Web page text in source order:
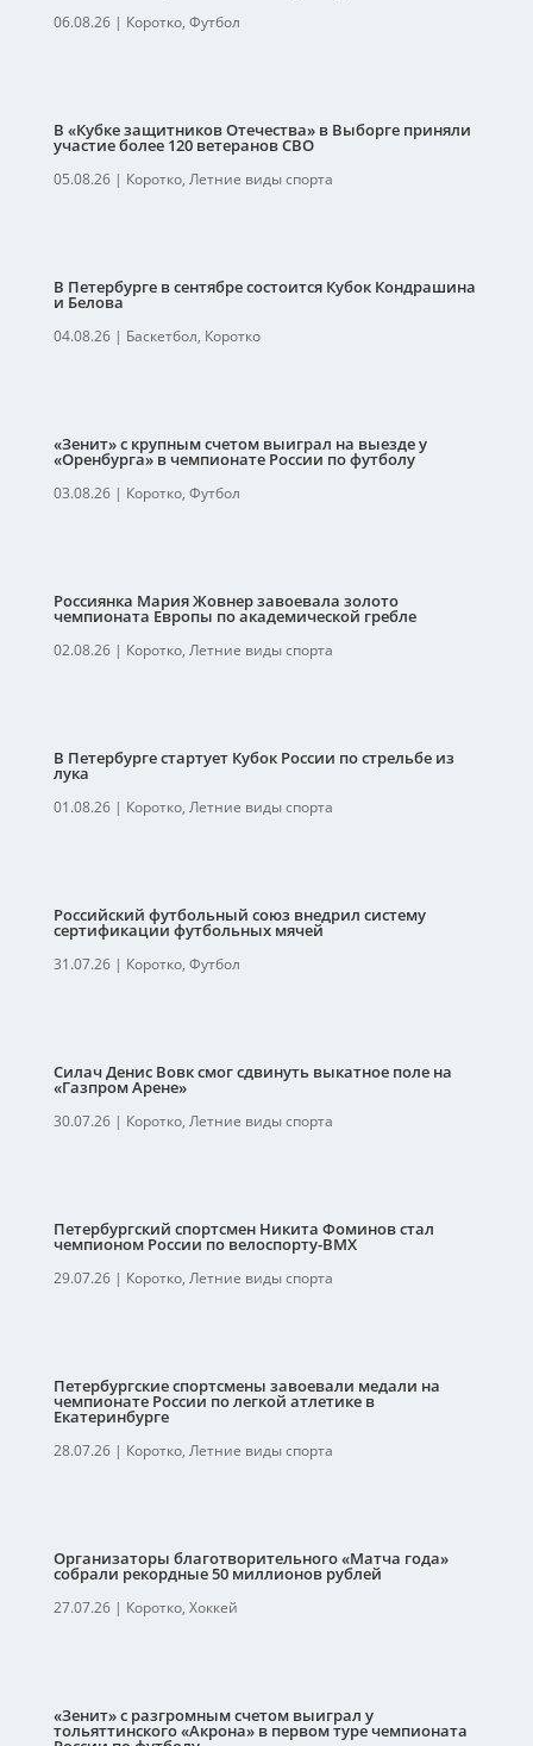
06.08.26| Коротко, Футбол
В «Кубке защитников Отечества» в Выборге приняли
участие более 120 ветеранов СВО
05.08.26| Коротко, Летние виды спорта
В Петербурге в сентябре состоится Кубок Кондрашина
и Белова
04.08.26| Баскетбол, Коротко
«Зенит» с крупным счетом выиграл на выезде у
«Оренбурга» в чемпионате России по футболу
03.08.26| Коротко, Футбол
Россиянка Мария Жовнер завоевала золото
чемпионата Европы по академической гребле
02.08.26| Коротко, Летние виды спорта
В Петербурге стартует Кубок России по стрельбе из
лука
01.08.26| Коротко, Летние виды спорта
Российский футбольный союз внедрил систему
сертификации футбольных мячей
31.07.26| Коротко, Футбол
Силач Денис Вовк смог сдвинуть выкатное поле на
«Газпром Арене»
30.07.26| Коротко, Летние виды спорта
Петербургский спортсмен Никита Фоминов стал
чемпионом России по велоспорту-ВМХ
29.07.26| Коротко, Летние виды спорта
Петербургские спортсмены завоевали медали на
чемпионате России по легкой атлетике в
Екатеринбурге
28.07.26| Коротко, Летние виды спорта
Организаторы благотворительного «Матча года»
собрали рекордные 50 миллионов рублей
27.07.26| Коротко, Хоккей
«Зенит» с разгромным счетом выиграл у
тольяттинского «Акрона» в первом туре чемпионата